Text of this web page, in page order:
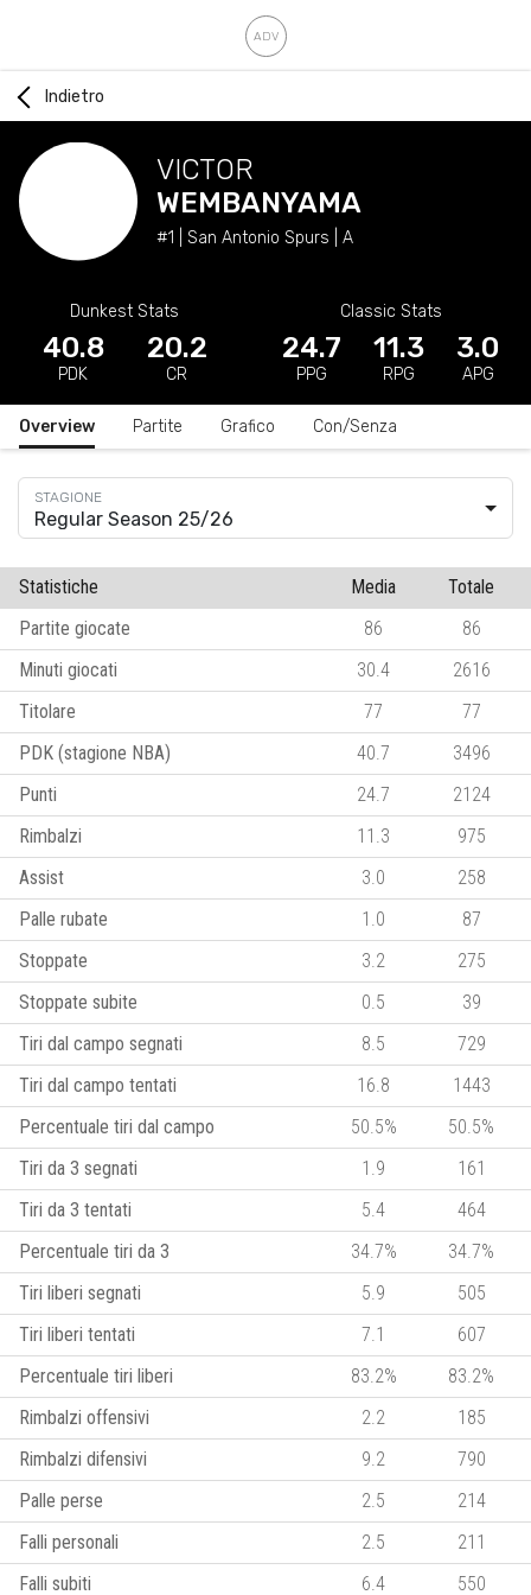
Indietro
VICTOR
WEMBANYAMA
#1 | San Antonio Spurs | A
Dunkest Stats
40.8
PDK
20.2
CR
Classic Stats
24.7
PPG
11.3
RPG
3.0
APG
Overview Partite Grafico Con/Senza
Regular Season 25/26
Statistiche Media
Totale
Partite giocate
86
86
Minuti giocati
30.4
2616
Titolare
77
77
PDK (stagione NBA)
40.7
3496
Punti
24.7
2124
Rimbalzi
11.3
975
Assist
3.0
258
Palle rubate
1.0
87
Stoppate
3.2
275
Stoppate subite
0.5
39
Tiri dal campo segnati
8.5
729
Tiri dal campo tentati
16.8
1443
Percentuale tiri dal campo
50.5%
50.5%
Tiri da 3 segnati
1.9
161
Tiri da 3 tentati
5.4
464
Percentuale tiri da 3
34.7%
34.7%
Tiri liberi segnati
5.9
505
Tiri liberi tentati
7.1
607
Percentuale tiri liberi
83.2%
83.2%
Rimbalzi offensivi
2.2
185
Rimbalzi difensivi
9.2
790
Palle perse
2.5
214
Falli personali
2.5
211
Falli subiti
6.4 550